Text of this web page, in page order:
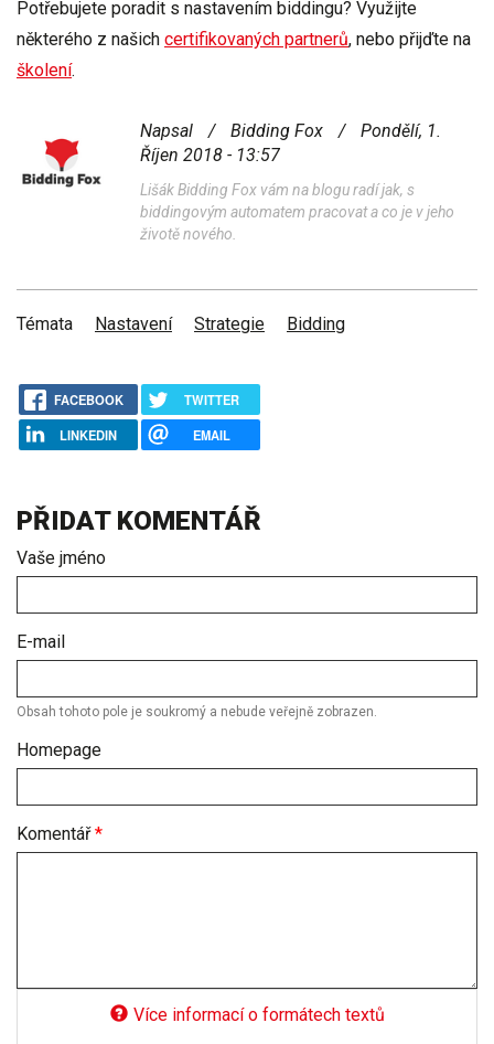
Potřebujete poradit s nastavením biddingu? Využijte
některého z našich certifikovaných partnerů, nebo přijďte na
školení.
Napsal / Bidding Fox /
Pondělí, 1.
Říjen 2018 - 13:57
Lišák Bidding Fox vám na blogu radí jak, s
biddingovým automatem pracovat a co je v jeho
životě nového.
Témata Nastavení Strategie Bidding
FACEBOOK
TWITTER
LINKEDIN
EMAIL
PŘIDAT KOMENTÁŘ
Vaše jméno
E-mail
Obsah tohoto pole je soukromý a nebude veřejně zobrazen.
Homepage
Komentář*
Více informací o formátech textů